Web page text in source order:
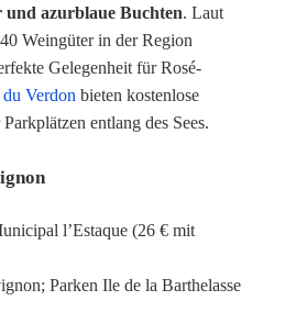
und azurblaue Buchten. Laut
Weingüter in der Region
Gelegenheit für Rosé-
Verdon bieten kostenlose
entlang des Sees.
l’Estaque (26 € mit
Parken Ile de la Barthelasse